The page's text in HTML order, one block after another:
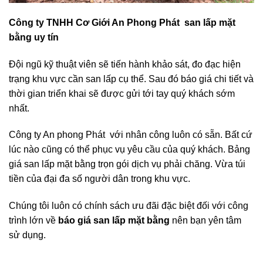
Công ty TNHH Cơ Giới An Phong Phát san lấp mặt
bằng uy tín
Đội ngũ kỹ thuật viên sẽ tiến hành khảo sát, đo đạc hiện
trạng khu vực cần san lấp cụ thể. Sau đó báo giá chi tiết và
thời gian triển khai sẽ được gửi tới tay quý khách sớm
nhất.
Công ty An phong Phát với nhân công luôn có sẵn. Bất cứ
lúc nào cũng có thể phục vụ yêu cầu của quý khách. Bảng
giá san lấp mặt bằng trọn gói dịch vụ phải chăng. Vừa túi
tiền của đại đa số người dân trong khu vực.
Chúng tôi luôn có chính sách ưu đãi đặc biệt đối với công
trình lớn về báo giá san lấp mặt bằng nên bạn yên tâm
sử dụng.